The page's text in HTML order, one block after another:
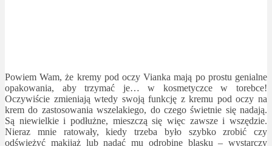
Powiem Wam, że kremy pod oczy Vianka mają po prostu genialne
opakowania, aby trzymać je… w kosmetyczce w torebce!
Oczywiście zmieniają wtedy swoją funkcję z kremu pod oczy na
krem do zastosowania wszelakiego, do czego świetnie się nadają.
Są niewielkie i podłużne, mieszczą się więc zawsze i wszędzie.
Nieraz mnie ratowały, kiedy trzeba było szybko zrobić czy
odświeżyć makijaż lub nadać mu odrobinę blasku – wystarczy